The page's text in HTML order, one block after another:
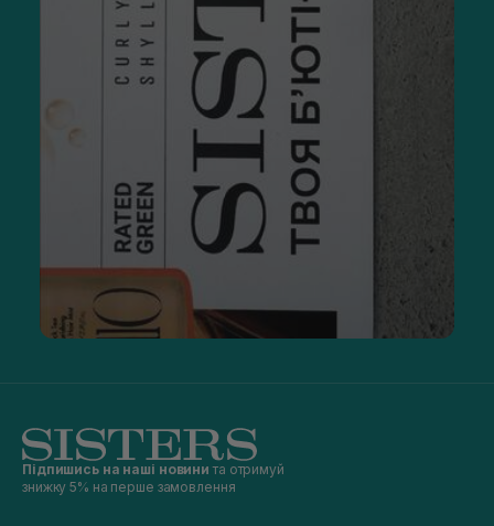
Підпишись на наші новини та отримуй
знижку 5% на перше замовлення